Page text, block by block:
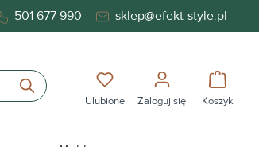
501 677 990 sklep@efekt-style.pl
Masz 0 przedmioty na
Ulubione Zaloguj się Koszyk